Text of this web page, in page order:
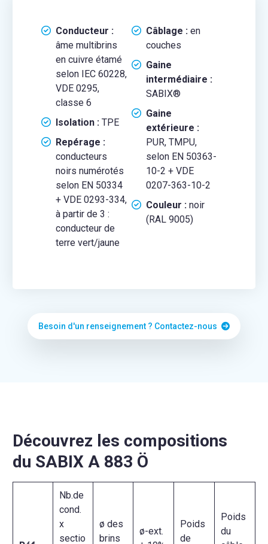
Conducteur :
âme multibrins
en cuivre étamé
selon IEC 60228,
VDE 0295,
classe 6
Isolation :TPE
Repérage :
conducteurs
noirs numérotés
selon EN 50334
+ VDE 0293-334,
à partir de 3 :
conducteur de
terre vert/jaune
Câblage :en
couches
Gaine
intermédiaire :
SABIX®
Gaine
extérieure :
PUR, TMPU,
selon EN 50363-
10-2 + VDE
0207-363-10-2
Couleur :noir
(RAL 9005)
Besoin d'un renseignement ? Contactez-nous
Découvrez les compositions
du SABIX A 883 Ö
Nb.de
cond.
x
sectio
ø des
brins
ø-ext.
Poids
de
Poids
du